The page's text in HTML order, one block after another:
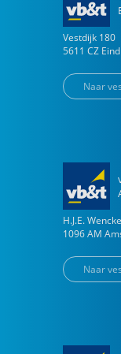
Vestdijk 180
5611 CZ
Naar
H.J.E.
1096 AM
Naar